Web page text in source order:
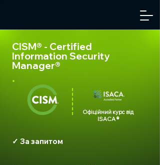
CISM® - Certified
Information Security
Manager®
Офіційний курс від
ISACA ®
✓ За запитом